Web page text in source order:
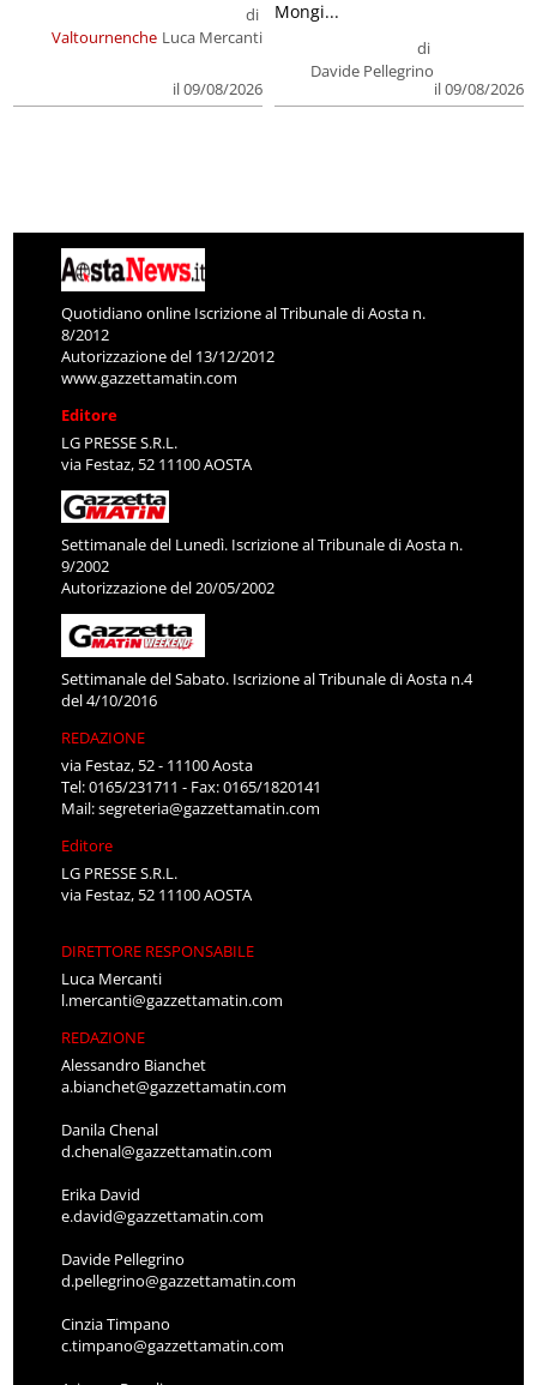
Valtournenche
di
Luca Mercanti
il 09/08/2026
di
Davide Pellegrino
il 09/08/2026
Mongi...
Quotidiano online Iscrizione al Tribunale di Aosta n.
8/2012
Autorizzazione del 13/12/2012
www.gazzettamatin.com
Editore
LG PRESSE S.R.L.
via Festaz, 52 11100 AOSTA
Settimanale del Lunedì. Iscrizione al Tribunale di Aosta n.
9/2002
Autorizzazione del 20/05/2002
Settimanale del Sabato. Iscrizione al Tribunale di Aosta n.4
del 4/10/2016
REDAZIONE
via Festaz, 52 - 11100 Aosta
Tel: 0165/231711 - Fax: 0165/1820141
Mail:segreteria@gazzettamatin.com
Editore
LG PRESSE S.R.L.
via Festaz, 52 11100 AOSTA
DIRETTORE RESPONSABILE
Luca Mercanti
l.mercanti@gazzettamatin.com
REDAZIONE
Alessandro Bianchet
a.bianchet@gazzettamatin.com
Danila Chenal
d.chenal@gazzettamatin.com
Erika David
e.david@gazzettamatin.com
Davide Pellegrino
d.pellegrino@gazzettamatin.com
Cinzia Timpano
c.timpano@gazzettamatin.com